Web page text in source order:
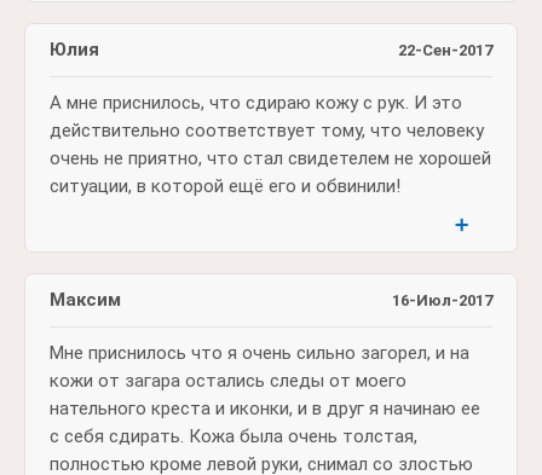
22-Сен-2017
Юлия
А мне приснилось, что сдираю кожу с рук. И это
действительно соответствует тому, что человеку
очень не приятно, что стал свидетелем не хорошей
ситуации, в которой ещё его и обвинили!
➕
16-Июл-2017
Максим
Мне приснилось что я очень сильно загорел, и на
кожи от загара остались следы от моего
нательного креста и иконки, и в друг я начинаю ее
с себя сдирать. Кожа была очень толстая,
полностью кроме левой руки, снимал со злостью